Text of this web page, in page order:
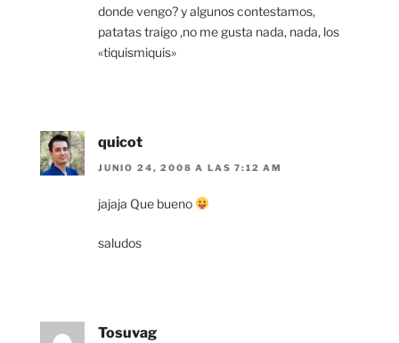
donde vengo? y algunos contestamos,
patatas traigo ,no me gusta nada, nada, los
«tiquismiquis»
quicot
JUNIO 24, 2008 A LAS 7:12 AM
jajaja Que bueno
saludos
Tosuvag